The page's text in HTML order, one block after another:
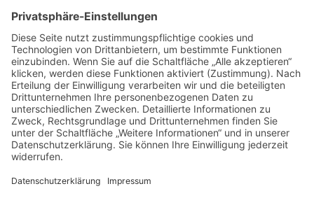
 (+49) 08231 / 96 30 96
 office@haugbuersten.de
Weitere Seiten
Hygienesortiment
Haushaltssortiment
Ansprechpartner
Jobs